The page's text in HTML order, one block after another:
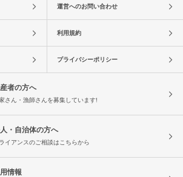
運営へのお問い合わせ
利用規約
プライバシーポリシー
者の方へ
さん・漁師さんを募集しています!
・自治体の方へ
イアンスのご相談はこちらから
情報